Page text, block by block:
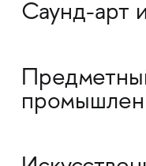
Саунд-арт